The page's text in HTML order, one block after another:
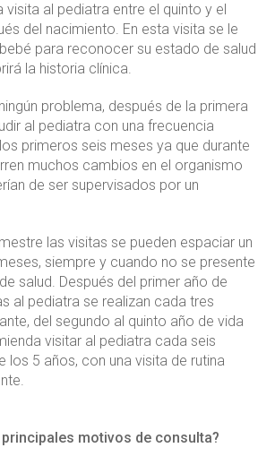
visita al pediatra entre el quinto y el
del nacimiento. En esta visita se le
para reconocer su estado de salud
la historia clínica.
problema, después de la primera
al pediatra con una frecuencia
primeros seis meses ya que durante
muchos cambios en el organismo
de ser supervisados por un
las visitas se pueden espaciar un
siempre y cuando no se presente
salud. Después del primer año de
al pediatra se realizan cada tres
del segundo al quinto año de vida
visitar al pediatra cada seis
los 5 años, con una visita de rutina
motivos de consulta?